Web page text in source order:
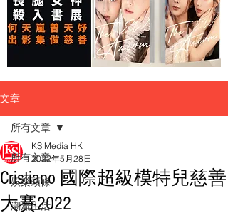
文章
所有文章
娛樂頭條
潮流生活
所有文章
Cristiano 國際超級模特兒慈善
大賽2022
KS Media HK
2022年5月28日